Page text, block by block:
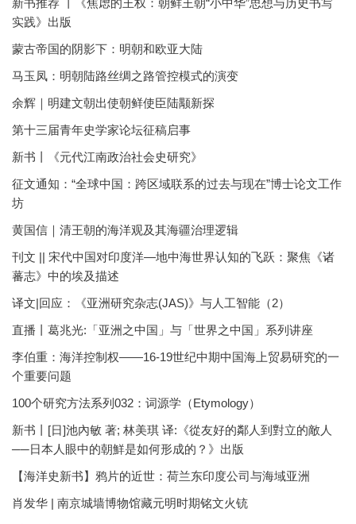
新书推荐 丨《焦虑的王权：朝鲜王朝“小中华”思想与历史书写
实践》出版
蒙古帝国的阴影下：明朝和欧亚大陆
马玉凤：明朝陆路丝绸之路管控模式的演变
余辉｜明建文朝出使朝鲜使臣陆颙新探
第十三届青年史学家论坛征稿启事
新书丨《元代江南政治社会史研究》
征文通知：“全球中国：跨区域联系的过去与现在”博士论文工作
坊
黄国信｜清王朝的海洋观及其海疆治理逻辑
刊文 || 宋代中国对印度洋—地中海世界认知的飞跃：聚焦《诸
蕃志》中的埃及描述
译文|回应：《亚洲研究杂志(JAS)》与人工智能（2）
直播丨葛兆光:「亚洲之中国」与「世界之中国」系列讲座
李伯重：海洋控制权——16-19世纪中期中国海上贸易研究的一
个重要问题
100个研究方法系列032：词源学（Etymology）
新书丨[日]池內敏 著; 林美琪 译:《從友好的鄰人到對立的敵人
──日本人眼中的朝鮮是如何形成的？》出版
【海洋史新书】鸦片的近世：荷兰东印度公司与海域亚洲
肖发华 | 南京城墙博物馆藏元明时期铭文火铳